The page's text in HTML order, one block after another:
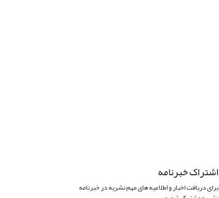
اشتراک خبرنامه
برای دریافت اخبار و اطلاعیه های مهم نشریه در خبرنامه